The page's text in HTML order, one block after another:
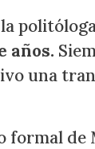
años.
una
formal de